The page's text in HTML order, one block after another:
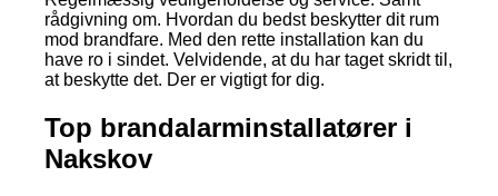
rådgivning om. Hvordan du bedst beskytter dit rum
mod brandfare. Med den rette installation kan du
have ro i sindet. Velvidende, at du har taget skridt til,
at beskytte det. Der er vigtigt for dig.
Top brandalarminstallatører i
Nakskov